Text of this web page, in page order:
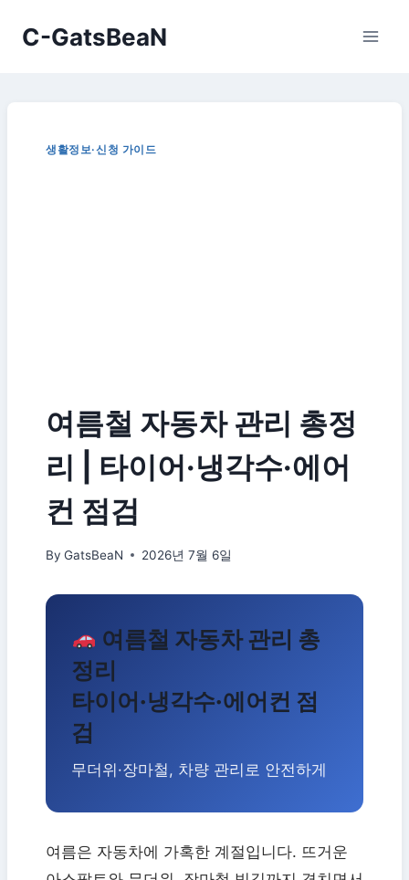
C-GatsBeaN
생활정보·신청 가이드
여름철 자동차 관리 총정
리 | 타이어·냉각수·에어
컨 점검
By GatsBeaN 2026년 7월 6일
여름철 자동차 관리 총
정리
타이어·냉각수·에어컨 점
검
무더위·장마철, 차량 관리로 안전하게
여름은 자동차에 가혹한 계절입니다. 뜨거운